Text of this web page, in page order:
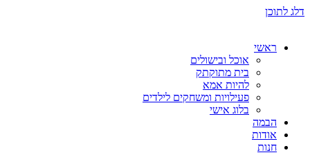
דלג לתוכן
ראשי
אוכל ובישולים
בית מתוקתק
להיות אמא
פעילויות ומשחקים לילדים
בלוג אישי
הבמה
אודות
חנות